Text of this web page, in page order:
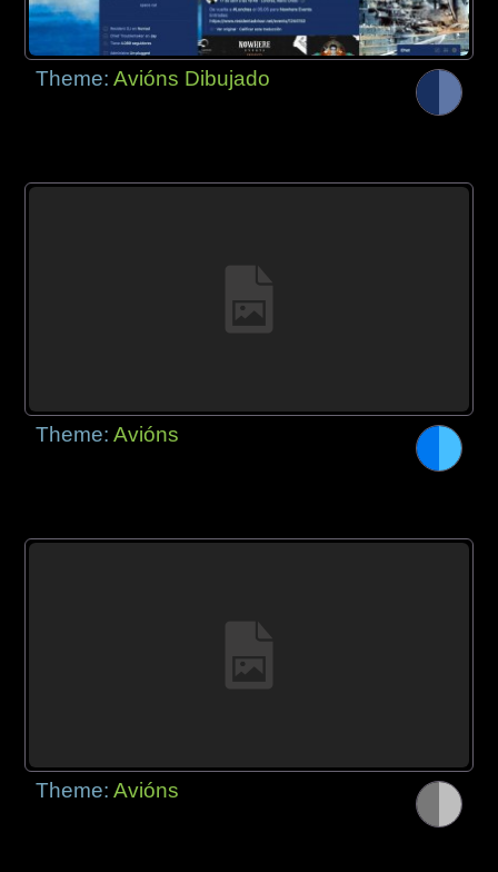
Theme:Avións Dibujado
Theme:Avións
Theme:Avións